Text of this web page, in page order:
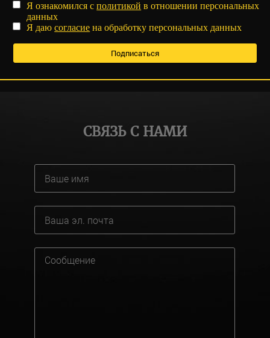
Я ознакомился сполитикой в отношении персональных
данных
Я даюсогласие на обработку персональных данных
СВЯЗЬ С НАМИ